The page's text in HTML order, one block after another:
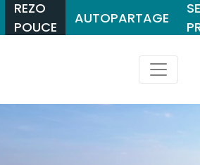
REZO
POUCE
AUTOPARTAGE